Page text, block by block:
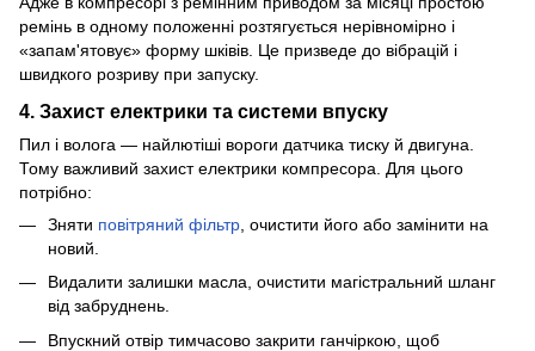
ремінь в одному положенні розтягується нерівномірно і
«запам'ятовує» форму шківів. Це призведе до вібрацій і
швидкого розриву при запуску.
4. Захист електрики та системи впуску
Пил і волога — найлютіші вороги датчика тиску й двигуна.
Тому важливий захист електрики компресора. Для цього
потрібно:
Зняти повітряний фільтр , очистити його або замінити на
новий.
Видалити залишки масла, очистити магістральний шланг
від забруднень.
Впускний отвір тимчасово закрити ганчіркою, щоб